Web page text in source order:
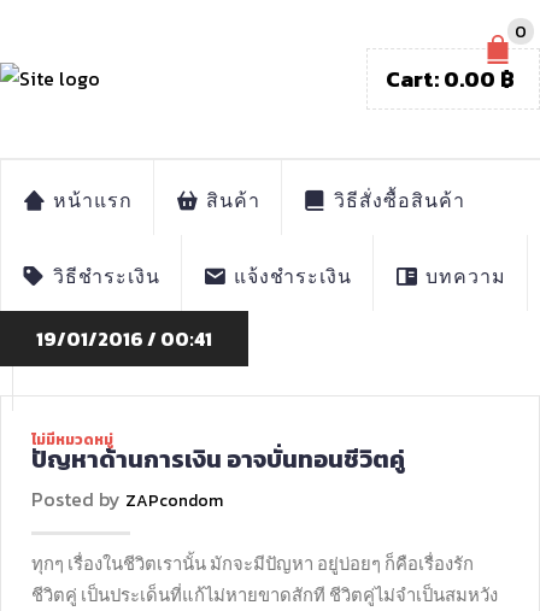
0
Cart:0.00 ฿
หน้าแรก สินค้า วิธีสั่งซื้อสินค้า
วิธีชำระเงิน แจ้งชำระเงิน บทความ
ไม่มีหมวดหมู่
ปัญหาด้านการเงิน อาจบั่นทอนชีวิตคู่
Posted by ZAPcondom
ทุกๆ เรื่องในชีวิตเรานั้น มักจะมีปัญหา อยู่บ่อยๆ ก็คือเรื่องรัก
ชีวิตคู่ เป็นประเด็นที่แก้ไม่หายขาดสักที ชีวิตคู่ไม่จำเป็นสมหวัง
19/01/2016 / 00:41